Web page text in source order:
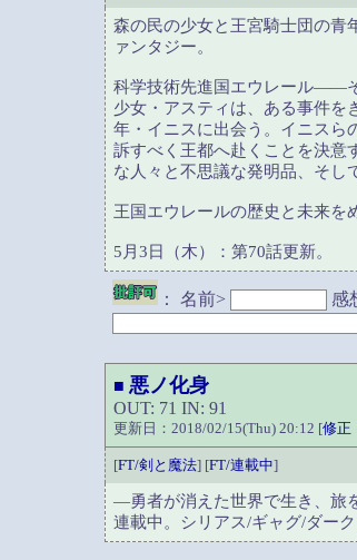
森の民の少女と王宮騎士団の青
ァンタジー。
科学技術先進国エウレール——
少女・アスティは、ある事件を
年・イニスに出会う。イニスら
訴すべく王都へ赴くことを決意
な人々と不思議な発明品、そ
王国エウレールの歴史と未来を
5月3日（木）：第70話更新。
： 名前> 感
■ 悪ノ化身
OUT: 71 IN: 91
更新日：2018/02/15(Thu) 20:12 [修正
[FT/剣と魔法] [FT/連載中]
―勇者が消えた世界で生き、旅
連載中。シリアス/ギャグ/ダーク